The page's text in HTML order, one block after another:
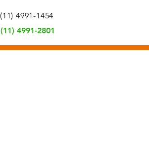
(11) 4991-2801
(11) 4991-1454